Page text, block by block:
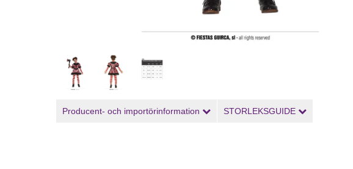
Producent- och importörinformation STORLEKSGUIDE